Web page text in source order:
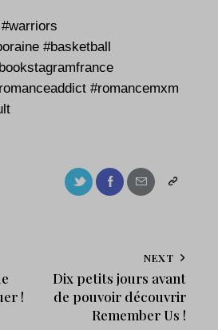
#basketball
#romancemxm
!
NEXT
Dix petits jours avant
de pouvoir découvrir
Remember Us !